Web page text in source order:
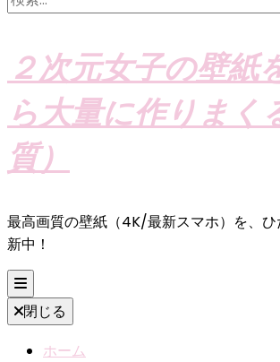
索:
２次元女子の壁紙
ら大量に作りまく
質）
最高画質の壁紙（4K/最新スマホ）を、
新中！
閉じる
ホーム